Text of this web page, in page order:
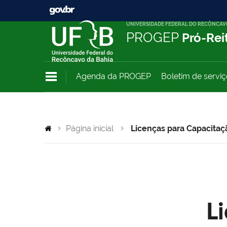
UNIVERSIDADE FEDERAL DO
PROGEP Pró-
Agenda da PROGEP Boletim de
Página inicial Licenças para